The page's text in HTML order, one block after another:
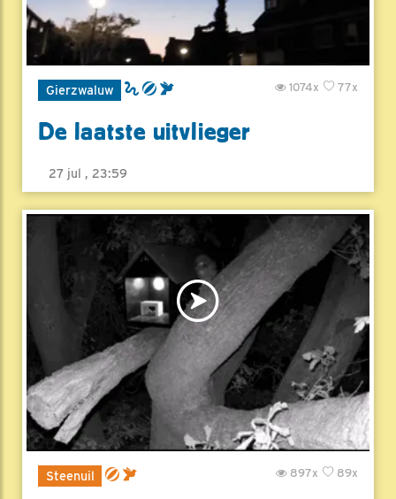
Gierzwaluw 77x
1074x
De laatste uitvlieger
27 jul , 23:59
Steenuil 89x
897x